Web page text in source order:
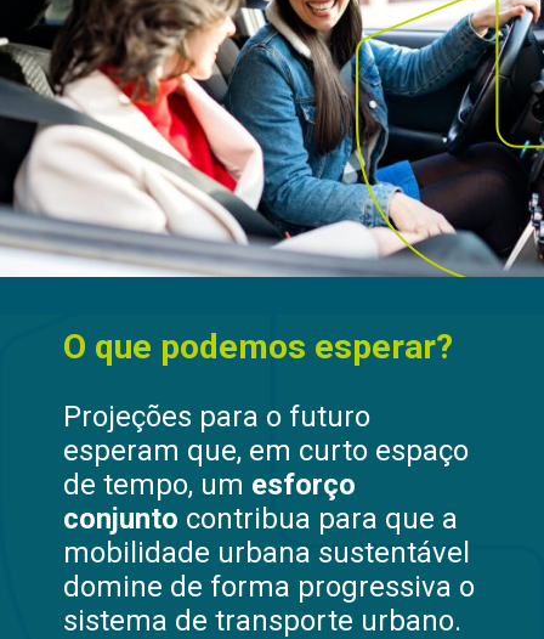
Projeções para o futuro
esperam que, em curto espaço
de tempo, um esforço
conjunto contribua para que a
mobilidade urbana sustentável
domine de forma progressiva o
sistema de transporte urbano.
O que podemos esperar?